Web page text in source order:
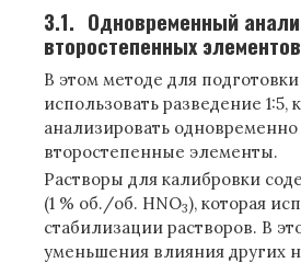
3.1. Одновременный
второстепенных элементов
В этом методе для
использовать разведение 1:5,
анализировать
второстепенные элементы.
Растворы для калибровки
(1 % об./об. HNO3), которая
стабилизации растворов. В
уменьшения влияния других